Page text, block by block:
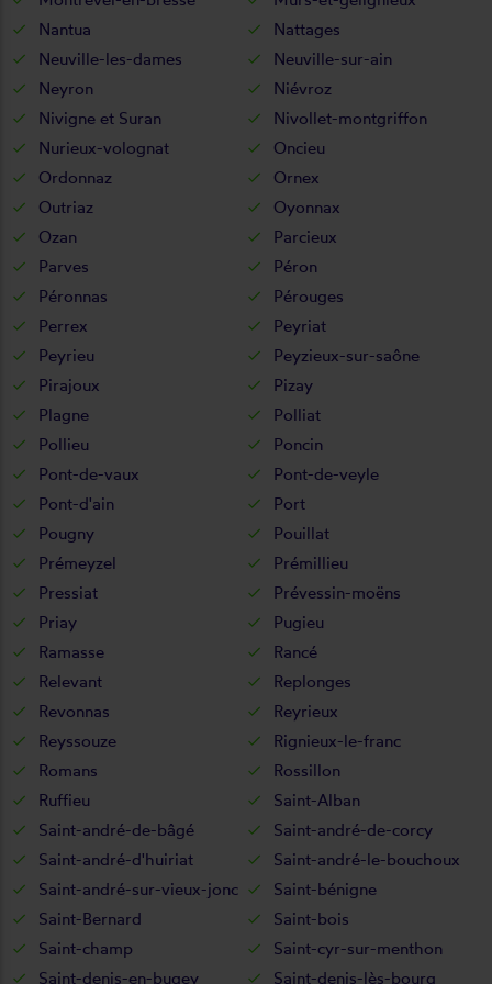
Nantua
Nattages
Neuville-les-dames
Neuville-sur-ain
Neyron
Niévroz
Nivigne et Suran
Nivollet-montgriffon
Nurieux-volognat
Oncieu
Ordonnaz
Ornex
Outriaz
Oyonnax
Ozan
Parcieux
Parves
Péron
Péronnas
Pérouges
Perrex
Peyriat
Peyrieu
Peyzieux-sur-saône
Pirajoux
Pizay
Plagne
Polliat
Pollieu
Poncin
Pont-de-vaux
Pont-de-veyle
Pont-d'ain
Port
Pougny
Pouillat
Prémeyzel
Prémillieu
Pressiat
Prévessin-moëns
Priay
Pugieu
Ramasse
Rancé
Relevant
Replonges
Revonnas
Reyrieux
Reyssouze
Rignieux-le-franc
Romans
Rossillon
Ruffieu
Saint-Alban
Saint-andré-de-bâgé
Saint-andré-de-corcy
Saint-andré-d'huiriat
Saint-andré-le-bouchoux
Saint-andré-sur-vieux-jonc
Saint-bénigne
Saint-Bernard
Saint-bois
Saint-champ
Saint-cyr-sur-menthon
Saint-denis-en-bugey
Saint-denis-lès-bourg